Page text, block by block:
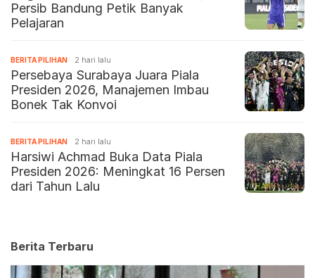
Persib Bandung Petik Banyak
Pelajaran
BERITA PILIHAN 2 hari lalu
Persebaya Surabaya Juara Piala
Presiden 2026, Manajemen Imbau
Bonek Tak Konvoi
BERITA PILIHAN 2 hari lalu
Harsiwi Achmad Buka Data Piala
Presiden 2026: Meningkat 16 Persen
dari Tahun Lalu
Berita Terbaru